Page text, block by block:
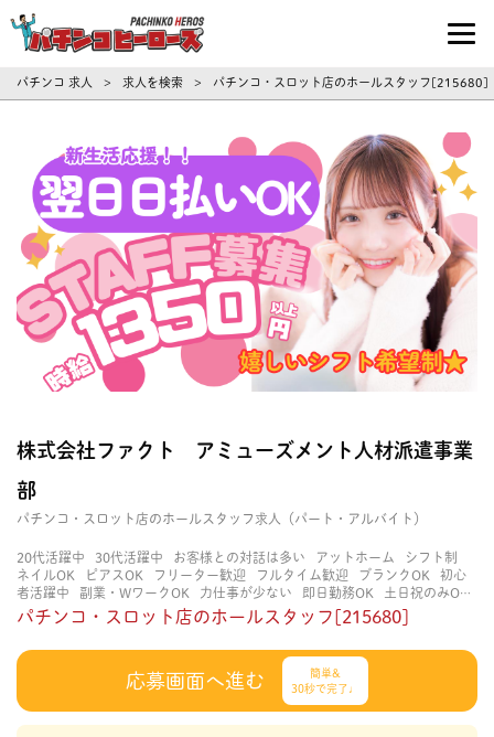
パチンコ求人・転職ならパチンコヒーロ
パチンコ 求人 > 求人を検索 > パチンコ・スロット店のホールスタッフ
株式会社ファクト アミューズメント人材派遣事業
部
パチンコ・スロット店のホールスタッフ求人（パート・アルバイト）
20代活躍中 30代活躍中 お客様との対話は多い アットホーム
シフト制
ネイルOK
ピアスOK フリーター歓迎 フルタイム歓迎 ブランクOK
初心
者活躍中
副業・WワークOK 力仕事が少ない 即日勤務OK
土日祝のみOK
学歴不問
服装自由 未経験・初心者OK 決められた時間できっちり
経験不要
立ち仕事 経験者・有資格者歓迎 自分の都合に合わせやすい
自由
パチンコ・スロット店のホールスタッフ[215680]
応募画面へ進む
簡単&
30秒で完了♩